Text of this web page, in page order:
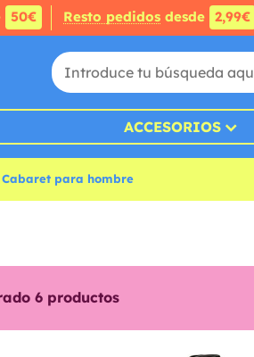
50€ Resto pedidosdesde 2,99€
ACCESORIOS
Cabaret para hombre
6 productos